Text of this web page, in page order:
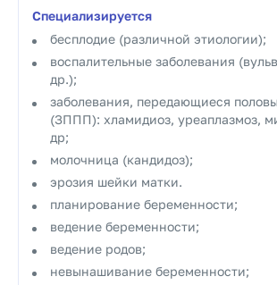
Специализируется
бесплодие (различной этиологии);
воспалительные заболевания
др.);
заболевания, передающиеся
(ЗППП): хламидиоз, уреаплазмоз,
др;
молочница (кандидоз);
эрозия шейки матки.
планирование беременности;
ведение беременности;
ведение родов;
невынашивание беременности;